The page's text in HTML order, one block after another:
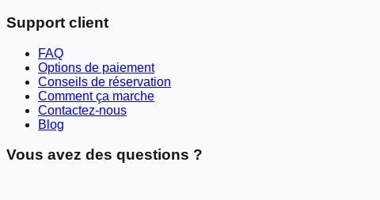
Support client
FAQ
Options de paiement
Conseils de réservation
Comment ça marche
Contactez-nous
Blog
Vous avez des questions ?